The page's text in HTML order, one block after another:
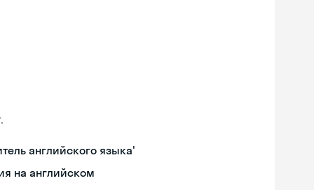
английского языка'
на английском